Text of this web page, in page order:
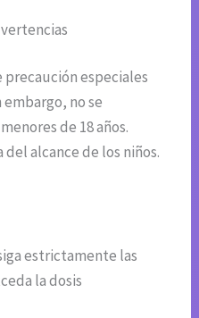
especiales
no se
de 18 años.
alcance de los niños.
estrictamente las
la dosis